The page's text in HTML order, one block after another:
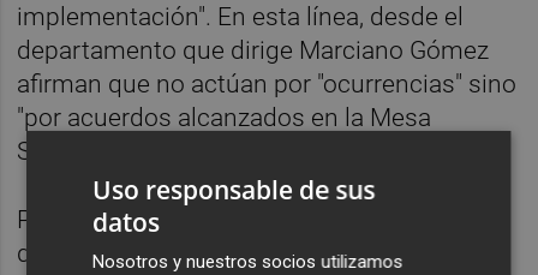
implementación". En esta línea, desde el
departamento que dirige Marciano Gómez
afirman que no actúan por "ocurrencias" sino
"por acuerdos alcanzados en la Mesa
Sectorial".
Para SATSE, en cambio, existe la sospecha
de que este "triaje" es "un intento del
Uso responsable de sus
datos
Nosotros y nuestros socios utilizamos